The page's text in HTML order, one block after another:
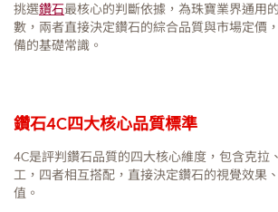
挑選鑽石最核心的判斷依據，為珠寶業界通用
數，兩者直接決定鑽石的綜合品質與市場定價
備的基礎常識。
鑽石4C四大核心品質標準
4C是評判鑽石品質的四大核心維度，包含克拉
工，四者相互搭配，直接決定鑽石的視覺效果
值。